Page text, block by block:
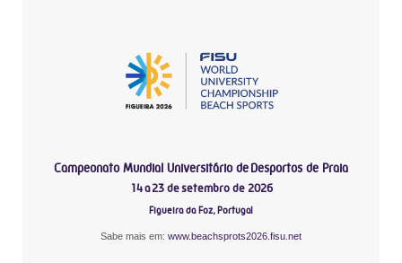
Campeonato Mundial Universitário de Desportos de Praia
14 a 23 de setembro de 2026
Figueira da Foz, Portugal
Sabe mais em: www.beachsprots2026.fisu.net